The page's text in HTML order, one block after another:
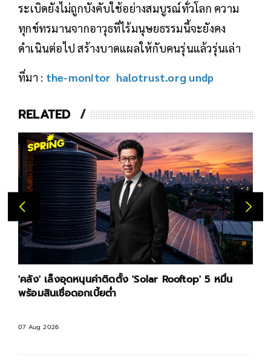
ระเบิดยังไม่ถูกบังคับใช้อย่างสมบูรณ์ทั่วโลก ความ
ทุกข์ทรมานจากอาวุธที่ไร้มนุษยธรรมนี้จะยังคง
ดำเนินต่อไป สร้างบาดแผลให้กับคนรุ่นแล้วรุ่นเล่า
ที่มา : the-monitor halotrust.org undp
RELATED
'คลัง' เล็งอุดหนุนค่าติดตั้ง 'Solar Rooftop' 5 หมื่น
พร้อมสินเชื่อดอกเบี้ยต่ำ
07 Aug 2026